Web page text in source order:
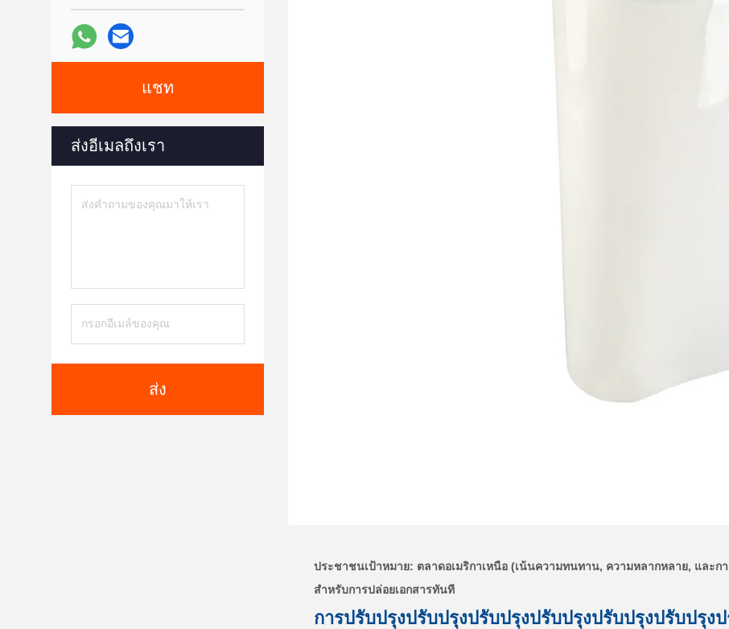
แชท
ส่งอีเมลถึงเรา
ส่ง
ประชาชนเป้าหมาย: ตลาดอเมริกาเหนือ (เน้นความทนทาน, ความหลากหลาย, และก
สําหรับการปล่อยเอกสารทันที
การปรับปรุงปรับปรุงปรับปรุงปรับปรุงปรับปรุงปรับปรุง